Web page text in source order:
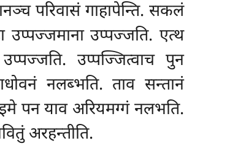
परिवासं गाहापेन्ति. सकलं
उप्पज्जति. एत्थ
उप्पज्जित्वाच पुन
नलब्भति. ताव सन्तानं
पन याव अरियमग्गं नलभति.
अरहन्तीति.